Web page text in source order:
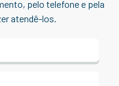
pelo telefone e pela
atendê-los.